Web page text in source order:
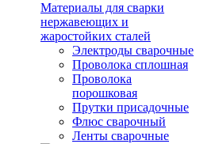
Материалы для сварки
нержавеющих и
жаростойких сталей
Электроды сварочные
Проволока сплошная
Проволока
порошковая
Прутки присадочные
Флюс сварочный
Ленты сварочные